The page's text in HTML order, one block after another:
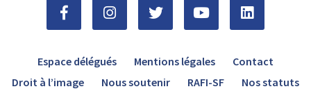
Espace délégués Mentions légales
Contact
Droit à l’image
Nous soutenir RAFI-SF Nos statuts